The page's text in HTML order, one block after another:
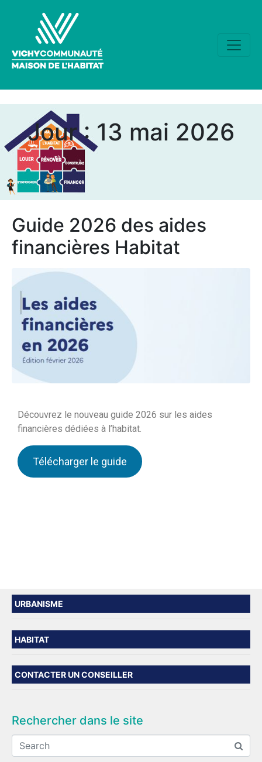
Jour : 13 mai 2026
Guide 2026 des aides
financières Habitat
Découvrez le nouveau guide 2026 sur les aides
financières dédiées à l’habitat.
Télécharger le guide
URBANISME
HABITAT
CONTACTER UN CONSEILLER
Rechercher dans le site